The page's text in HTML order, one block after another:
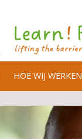
HOE WIJ WERKEN